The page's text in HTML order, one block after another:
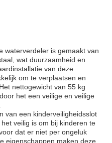
waterverdeler is gemaakt van
wat duurzaamheid en
van deze
om te verplaatsen en
nettogewicht van 55 kg
het een veilige en veilige
van een kinderveiligheidsslot
veilig is om bij kinderen te
dat er niet per ongeluk
eigenschappen maken deze